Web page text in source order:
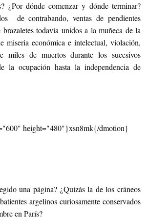
¿Por dónde comenzar y dónde terminar?
de contrabando, ventas de pendientes
brazaletes todavía unidos a la muñeca de la
miseria económica e intelectual, violación,
miles de muertos durante los sucesivos
la ocupación hasta la independencia de
height="480"}xsn8mk{/dmotion}
una página? ¿Quizás la de los cráneos
argelinos curiosamente conservados
en París?